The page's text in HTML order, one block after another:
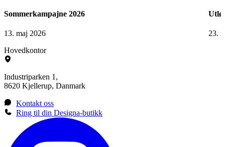
Sommerkampajne 2026
13. maj 2026
23.
Hovedkontor
Industriparken 1,
8620 Kjellerup, Danmark
Kontakt oss
Ring til din Designa-butikk